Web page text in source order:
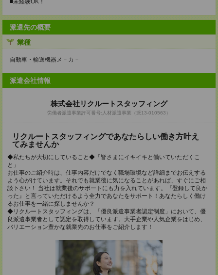
■未経験OK！
派遣先の概要
業種
自動車・輸送機器メ－カ－
派遣会社情報
株式会社リクルートスタッフィング
労働者派遣事業許可番号:人材派遣事業（派13-010563）
リクルートスタッフィングであなたらしい働き方叶え
てみませんか
◆私たちが大切にしていること◆「皆さまにイキイキと働いていただくこ
と」
お仕事のご紹介時は、仕事内容だけでなく職場環境など詳細までお伝えする
よう心がけています。それでも就業後に気になることがあれば、すぐにご相
談下さい！ 当社は就業後のサポートにも力を入れています。『登録して良か
った』と言っていただけるよう全力であなたをサポート！あなたらしく働け
るお仕事を一緒に探しませんか？
◆リクルートスタッフィングは、「優良派遣事業者認定制度」において、優
良派遣事業者として認定を取得しています。大手企業や人気企業をはじめ、
バリエーション豊かな就業先のお仕事をご紹介します！